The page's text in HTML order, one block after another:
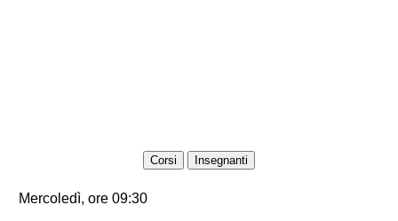
Corsi Insegnanti
Mercoledì, ore 09:30